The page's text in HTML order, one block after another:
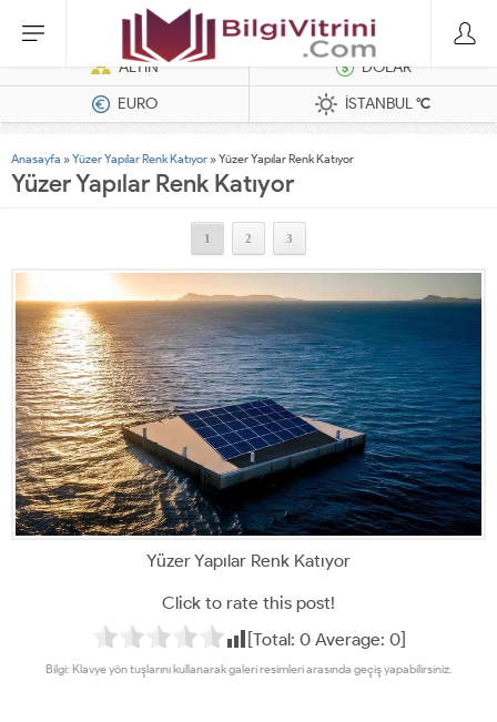
Dizel Jeneratörler
ALTIN
DOLAR
EURO
İSTANBUL°C
Anasayfa »Yüzer Yapılar Renk Katıyor »Yüzer Yapılar Renk Katıyor
Yüzer Yapılar Renk Katıyor
1 2 3
Yüzer Yapılar Renk Katıyor
Click to rate this post!
[Total: 0Average: 0]
Bilgi: Klavye yön tuşlarını kullanarak galeri resimleri arasında geçiş yapabilirsiniz.